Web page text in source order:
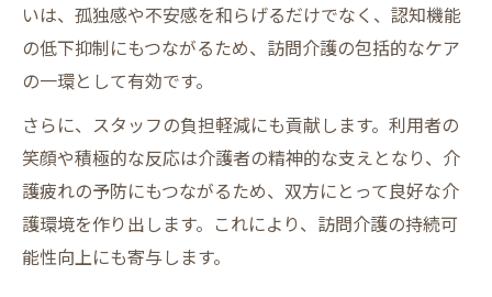
いは、孤独感や不安感を和らげるだけでなく、認知機能
の低下抑制にもつながるため、訪問介護の包括的なケア
の一環として有効です。
さらに、スタッフの負担軽減にも貢献します。利用者の
笑顔や積極的な反応は介護者の精神的な支えとなり、介
護疲れの予防にもつながるため、双方にとって良好な介
護環境を作り出します。これにより、訪問介護の持続可
能性向上にも寄与します。